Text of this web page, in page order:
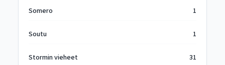
Somero 1
Soutu 1
Stormin vieheet 31